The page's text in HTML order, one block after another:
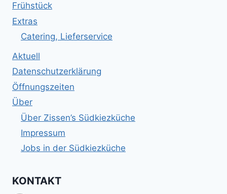
Frühstück
Extras
Catering, Lieferservice
Aktuell
Datenschutzerklärung
Öffnungszeiten
Über
Über Zissen’s Südkiezküche
Impressum
Jobs in der Südkiezküche
KONTAKT